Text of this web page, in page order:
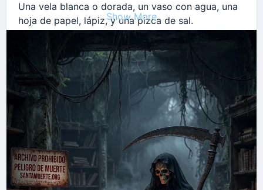
Una vela blanca o dorada, un vaso con agua, una
hoja de papel, lápiz, y una pizca de sal.
Ritual breve:
Coloca el vaso de agua frente a tu imagen o altar
de la Santísima Muerte. En la hoja escribe una sola
intención que quieras ver crecer, clara y realista.
Pon una pizca de sal en la esquina del papel para
simbolizar limpieza y protección.
Enciende la vela y di:
Santísima Muerte, Madre serena de los
caminos,
Show More